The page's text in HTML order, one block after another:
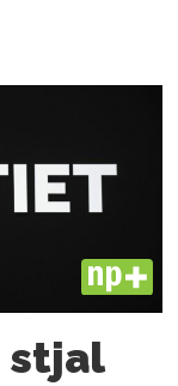
PLUS
stjal